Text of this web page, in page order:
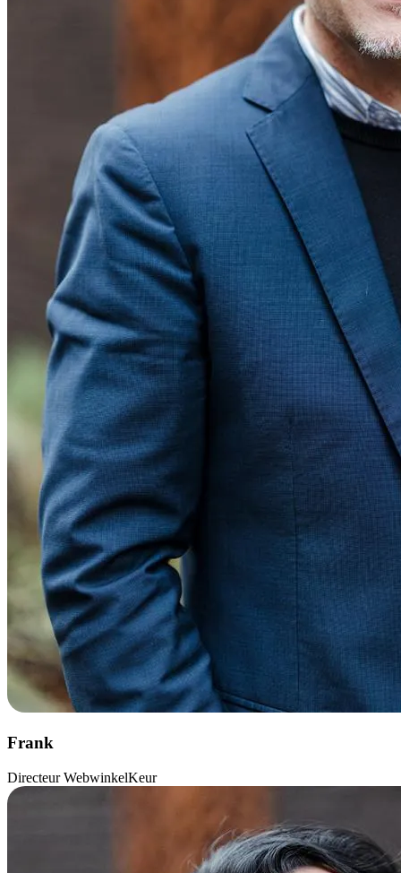
Frank
Directeur WebwinkelKeur